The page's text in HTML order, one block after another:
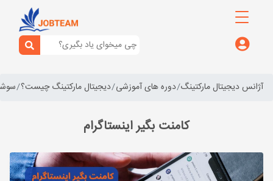
آژانس دیجیتال مارکتینگ دوره های آموزشی دیجیتال مارکتینگ چیست؟
کامنت بگیر اینستاگرام